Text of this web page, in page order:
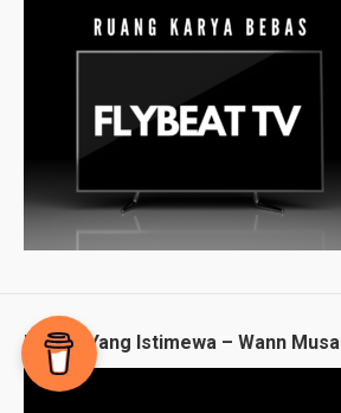
Malam Yang Istimewa – Wann Musa
Video